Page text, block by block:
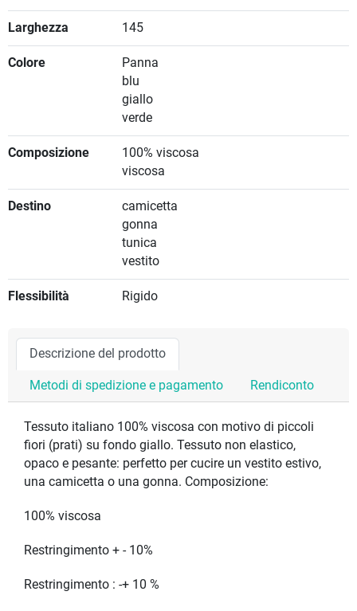
Larghezza 145
Colore
Panna
blu
giallo
verde
Composizione
100% viscosa
viscosa
Destino
camicetta
gonna
tunica
vestito
Flessibilità Rigido
Descrizione del prodotto
Metodi di spedizione e pagamento Rendiconto
Tessuto italiano 100% viscosa con motivo di piccoli
fiori (prati) su fondo giallo. Tessuto non elastico,
opaco e pesante: perfetto per cucire un vestito estivo,
una camicetta o una gonna. Composizione:
100% viscosa
Restringimento + - 10%
Restringimento : -+ 10 %